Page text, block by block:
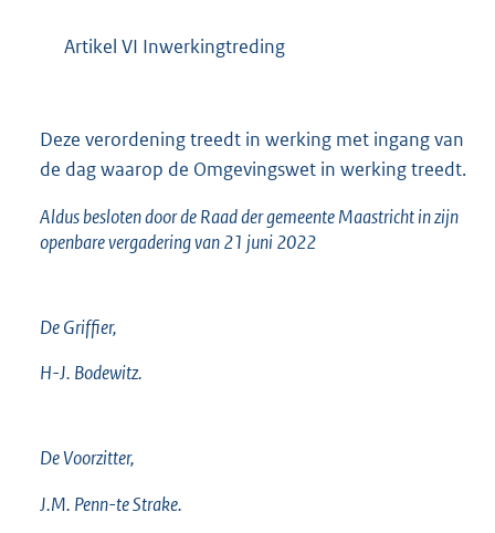
Artikel VI Inwerkingtreding
Deze verordening treedt in werking met ingang van
de dag waarop de Omgevingswet in werking treedt.
Aldus besloten door de Raad der gemeente Maastricht in zijn
openbare vergadering van 21 juni 2022
De Griffier,
H-J. Bodewitz.
De Voorzitter,
J.M. Penn-te Strake.